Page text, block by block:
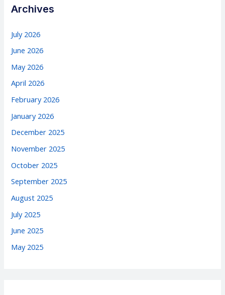
Archives
July 2026
June 2026
May 2026
April 2026
February 2026
January 2026
December 2025
November 2025
October 2025
September 2025
August 2025
July 2025
June 2025
May 2025